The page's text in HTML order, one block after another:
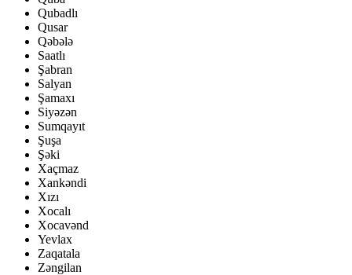
Qubadlı
Qusar
Qəbələ
Saatlı
Şabran
Salyan
Şamaxı
Siyəzən
Sumqayıt
Şuşa
Şəki
Xaçmaz
Xankəndi
Xızı
Xocalı
Xocavənd
Yevlax
Zaqatala
Zəngilan